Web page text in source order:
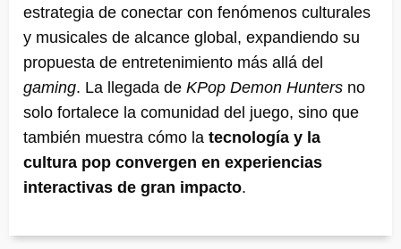
estrategia de conectar con fenómenos culturales
y musicales de alcance global, expandiendo su
propuesta de entretenimiento más allá del
gaming. La llegada de KPop Demon Hunters no
solo fortalece la comunidad del juego, sino que
también muestra cómo la tecnología y la
cultura pop convergen en experiencias
interactivas de gran impacto.